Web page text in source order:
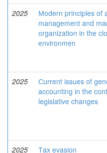
2025
Мodern principles of
management and
organization in the
environmen
2025
Сurrent issues of
accounting in the
legislative changes
2025
Тax evasion